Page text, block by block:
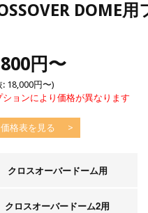
DOME
円 〜
: 18,000円〜)
ョンにより価格が異なります
価格表を見る
クロスオーバードーム用
クロスオーバードーム2用